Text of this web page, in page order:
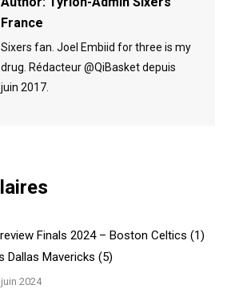
France
Sixers fan. Joel Embiid for three is my
drug. Rédacteur @QiBasket depuis
juin 2017.
Finals 2024 – Boston Celtics (1)
Dallas Mavericks (5)
2024